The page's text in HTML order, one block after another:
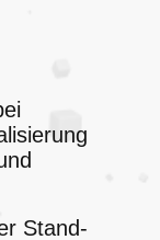
Stand-